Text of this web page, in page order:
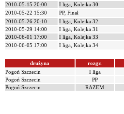
2010-05-15 20:00
I liga, Kolejka 30
2010-05-22 15:30
PP, Finał
2010-05-26 20:10
I liga, Kolejka 32
2010-05-29 14:00
I liga, Kolejka 31
2010-06-01 17:00
I liga, Kolejka 33
2010-06-05 17:00
I liga, Kolejka 34
drużyna rozgr.
Pogoń Szczecin
I liga
Pogoń Szczecin
PP
Pogoń Szczecin
RAZEM